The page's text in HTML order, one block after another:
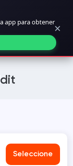
app para obtener×
Seleccione